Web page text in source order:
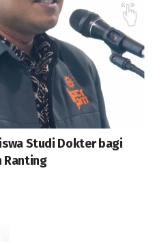
Studi Dokter bagi
Ranting